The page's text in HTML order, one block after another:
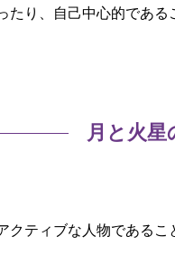
たり、自己中心的であ
月と火星
クティブな人物である